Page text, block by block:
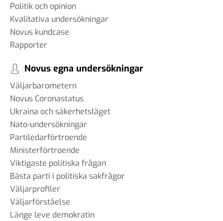
Politik och opinion
Kvalitativa undersökningar
Novus kundcase
Rapporter
Novus egna undersökningar
Väljarbarometern
Novus Coronastatus
Ukraina och säkerhetsläget
Nato-undersökningar
Partiledarförtroende
Ministerförtroende
Viktigaste politiska frågan
Bästa parti i politiska sakfrågor
Väljarprofiler
Väljarförståelse
Länge leve demokratin